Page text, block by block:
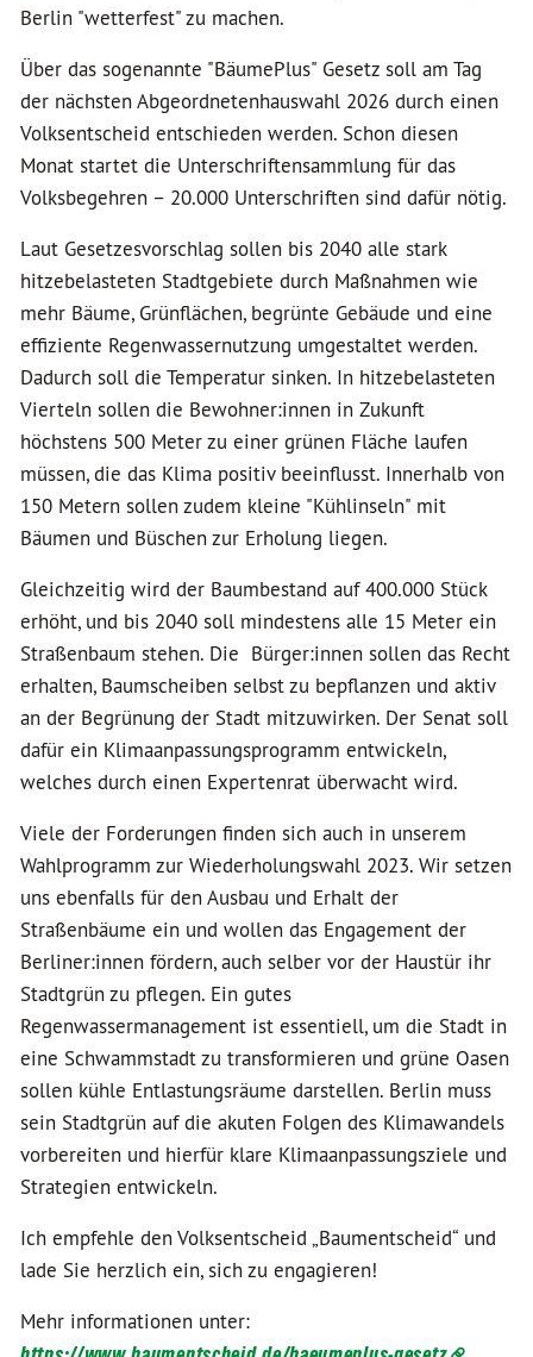
Berlin "wetterfest" zu machen.
Über das sogenannte "BäumePlus" Gesetz soll am Tag
der nächsten Abgeordnetenhauswahl 2026 durch einen
Volksentscheid entschieden werden. Schon diesen
Monat startet die Unterschriftensammlung für das
Volksbegehren – 20.000 Unterschriften sind dafür nötig.
Laut Gesetzesvorschlag sollen bis 2040 alle stark
hitzebelasteten Stadtgebiete durch Maßnahmen wie
mehr Bäume, Grünflächen, begrünte Gebäude und eine
effiziente Regenwassernutzung umgestaltet werden.
Dadurch soll die Temperatur sinken. In hitzebelasteten
Vierteln sollen die Bewohner:innen in Zukunft
höchstens 500 Meter zu einer grünen Fläche laufen
müssen, die das Klima positiv beeinflusst. Innerhalb von
150 Metern sollen zudem kleine "Kühlinseln" mit
Bäumen und Büschen zur Erholung liegen.
Gleichzeitig wird der Baumbestand auf 400.000 Stück
erhöht, und bis 2040 soll mindestens alle 15 Meter ein
Straßenbaum stehen. Die Bürger:innen sollen das Recht
erhalten, Baumscheiben selbst zu bepflanzen und aktiv
an der Begrünung der Stadt mitzuwirken. Der Senat soll
dafür ein Klimaanpassungsprogramm entwickeln,
welches durch einen Expertenrat überwacht wird.
Viele der Forderungen finden sich auch in unserem
Wahlprogramm zur Wiederholungswahl 2023. Wir setzen
uns ebenfalls für den Ausbau und Erhalt der
Straßenbäume ein und wollen das Engagement der
Berliner:innen fördern, auch selber vor der Haustür ihr
Stadtgrün zu pflegen. Ein gutes
Regenwassermanagement ist essentiell, um die Stadt in
eine Schwammstadt zu transformieren und grüne Oasen
sollen kühle Entlastungsräume darstellen. Berlin muss
sein Stadtgrün auf die akuten Folgen des Klimawandels
vorbereiten und hierfür klare Klimaanpassungsziele und
Strategien entwickeln.
Ich empfehle den Volksentscheid „Baumentscheid“ und
lade Sie herzlich ein, sich zu engagieren!
Mehr informationen unter: